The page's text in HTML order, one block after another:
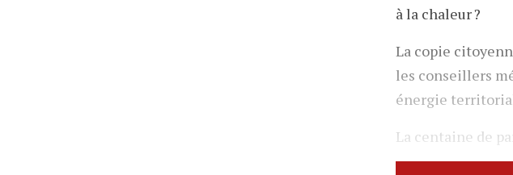
à la chaleur ?
La copie
les conseillers
énergie territorial
La centaine de